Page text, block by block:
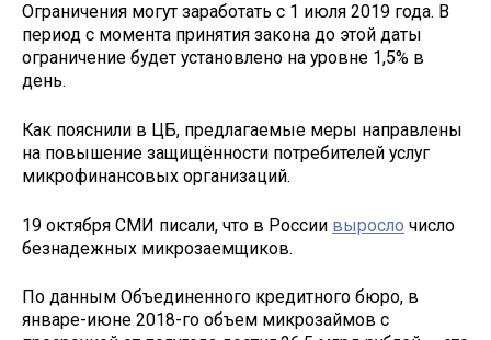
Ограничения могут заработать с 1 июля 2019 года. В
период с момента принятия закона до этой даты
ограничение будет установлено на уровне 1,5% в
день.
Как пояснили в ЦБ, предлагаемые меры направлены
на повышение защищённости потребителей услуг
микрофинансовых организаций.
19 октября СМИ писали, что в России выросло число
безнадежных микрозаемщиков.
По данным Объединенного кредитного бюро, в
январе-июне 2018-го объем микрозаймов с